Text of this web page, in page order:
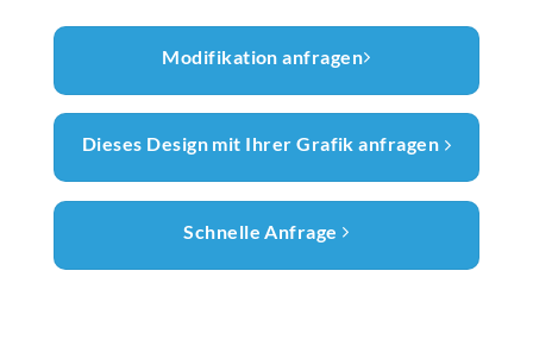
Modifikation anfragen
Dieses Design mit Ihrer Grafik anfragen
Schnelle Anfrage